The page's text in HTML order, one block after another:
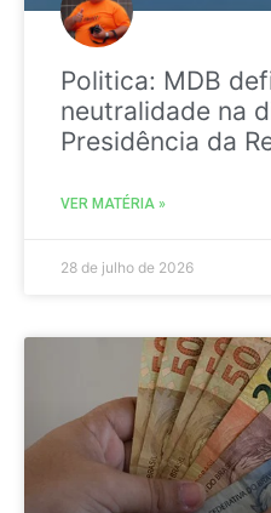
Politica: MDB
neutralidade na
Presidência da
VER MATÉRIA »
28 de julho de 2026